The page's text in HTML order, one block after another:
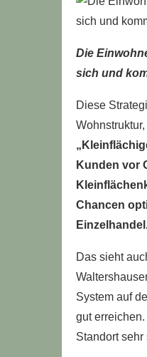
Die
sich und
Diese
Kunden vor
Chancen
Das sieht
System auf
gut
Standort sehr